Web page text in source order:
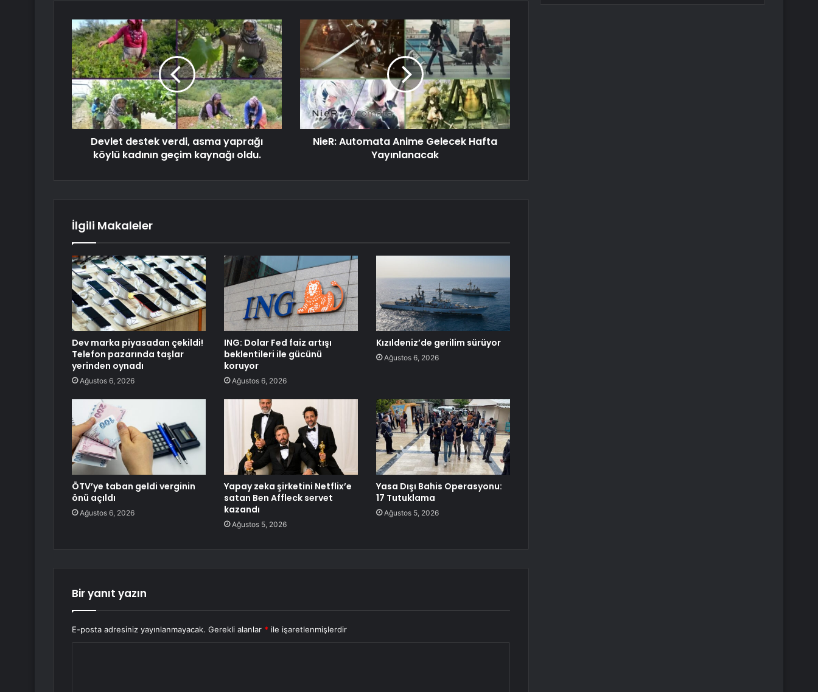
Devlet destek verdi, asma yaprağı
köylü kadının geçim kaynağı oldu.
NieR: Automata Anime Gelecek Hafta
Yayınlanacak
İlgili Makaleler
Dev marka piyasadan çekildi!
Telefon pazarında taşlar
yerinden oynadı
Ağustos 6, 2026
ING: Dolar Fed faiz artışı
beklentileri ile gücünü
koruyor
Ağustos 6, 2026
Kızıldeniz’de gerilim sürüyor
Ağustos 6, 2026
ÖTV’ye taban geldi verginin
önü açıldı
Ağustos 6, 2026
Yapay zeka şirketini Netflix’e
satan Ben Affleck servet
kazandı
Ağustos 5, 2026
Yasa Dışı Bahis Operasyonu:
17 Tutuklama
Ağustos 5, 2026
Bir yanıt yazın
E-posta adresiniz yayınlanmayacak. Gerekli alanlar * ile işaretlenmişlerdir